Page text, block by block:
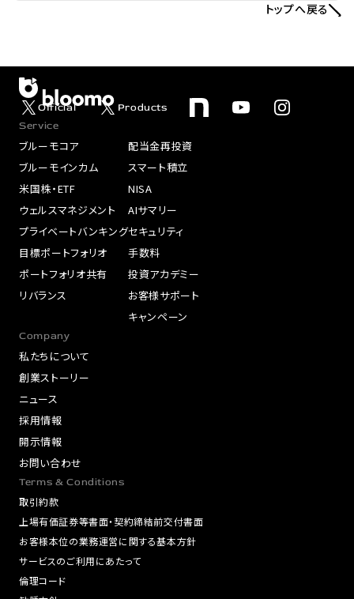
トップへ戻る
Official
Products
Service
ブルーモコア
ブルーモインカム
米国株・ETF
ウェルスマネジメント
プライベートバンキング
目標ポートフォリオ
ポートフォリオ共有
リバランス
配当金再投資
スマート積立
NISA
AIサマリー
セキュリティ
手数料
投資アカデミー
お客様サポート
キャンペーン
Company
私たちについて
創業ストーリー
ニュース
採用情報
開示情報
お問い合わせ
Terms & Conditions
取引約款
上場有価証券等書面・契約締結前交付書面
お客様本位の業務運営に関する基本方針
サービスのご利用にあたって
倫理コード